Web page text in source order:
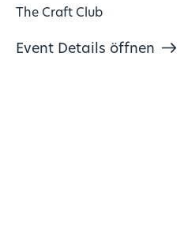
The Craft Club
Event Details öffnen